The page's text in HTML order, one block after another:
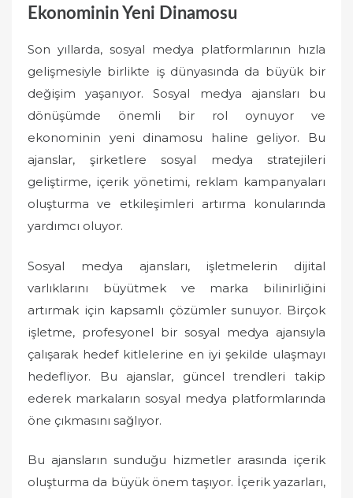
Ekonominin Yeni Dinamosu
Son yıllarda, sosyal medya platformlarının hızla
gelişmesiyle birlikte iş dünyasında da büyük bir
değişim yaşanıyor. Sosyal medya ajansları bu
dönüşümde önemli bir rol oynuyor ve
ekonominin yeni dinamosu haline geliyor. Bu
ajanslar, şirketlere sosyal medya stratejileri
geliştirme, içerik yönetimi, reklam kampanyaları
oluşturma ve etkileşimleri artırma konularında
yardımcı oluyor.
Sosyal medya ajansları, işletmelerin dijital
varlıklarını büyütmek ve marka bilinirliğini
artırmak için kapsamlı çözümler sunuyor. Birçok
işletme, profesyonel bir sosyal medya ajansıyla
çalışarak hedef kitlelerine en iyi şekilde ulaşmayı
hedefliyor. Bu ajanslar, güncel trendleri takip
ederek markaların sosyal medya platformlarında
öne çıkmasını sağlıyor.
Bu ajansların sunduğu hizmetler arasında içerik
oluşturma da büyük önem taşıyor. İçerik yazarları,